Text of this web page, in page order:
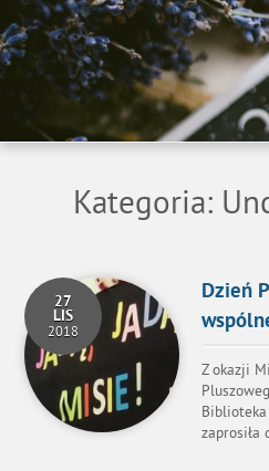
Kategoria:
Dzień
Z okazji
zaprosiła
27
LIS
2018